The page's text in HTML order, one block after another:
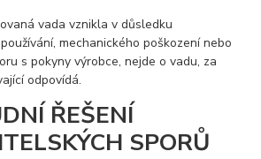
vada vznikla v důsledku
mechanického poškození nebo
s pokyny výrobce, nejde o vadu, za
odpovídá.
ŘEŠENÍ
SPORŮ